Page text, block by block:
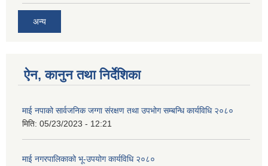
अन्य
ऐन, कानुन तथा निर्देशिका
माई नपाको सार्वजनिक जग्गा संरक्षण तथा उपभोग सम्बन्धि कार्यविधि २०८०
मिति: 05/23/2023 - 12:21
माई नगरपालिकाको भू-उपयोग कार्यविधि २०८०